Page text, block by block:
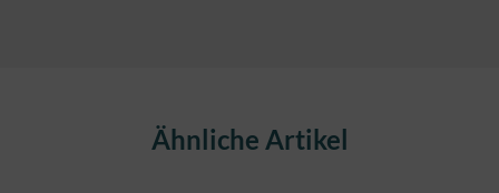
Produktgalerie überspringenÄhnliche Artikel